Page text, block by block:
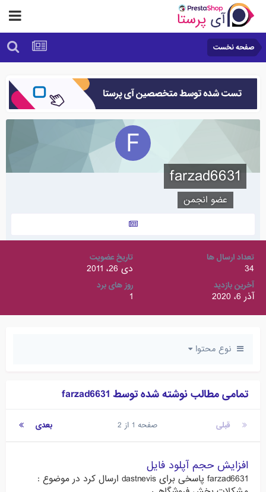
صفحه نخست
farzad6631
عضو انجمن
تعداد ارسال ها
34
تاریخ عضویت
دی 26، 2011
آخرین بازدید
آذر 6، 2020
روز های برد
1
نوع محتوا
تمامی مطالب نوشته شده توسط farzad6631
قبلی بعدی صفحه 1 از 2
افزایش حجم آپلود فایل
farzad6631 پاسخی برای dastnevis ارسال کرد در موضوع :